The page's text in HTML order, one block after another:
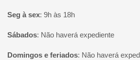
Seg à sex: 9h às 18h
Sábados: Não haverá expediente
Domingos e feriados: Não haverá